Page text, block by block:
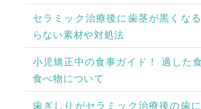
セラミック治療後に歯茎が黒くな
らない素材や対処法
小児矯正中の食事ガイド！ 適した
食べ物について
歯ぎしりがセラミック治療後の歯